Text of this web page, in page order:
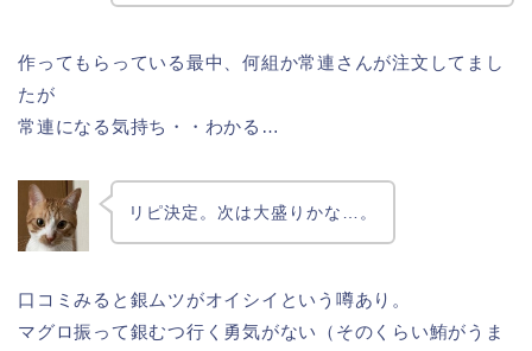
作ってもらっている最中、何組か常連さんが注文してまし
たが
常連になる気持ち・・わかる…
リピ決定。次は大盛りかな…。
口コミみると銀ムツがオイシイという噂あり。
マグロ振って銀むつ行く勇気がない（そのくらい鮪がうま